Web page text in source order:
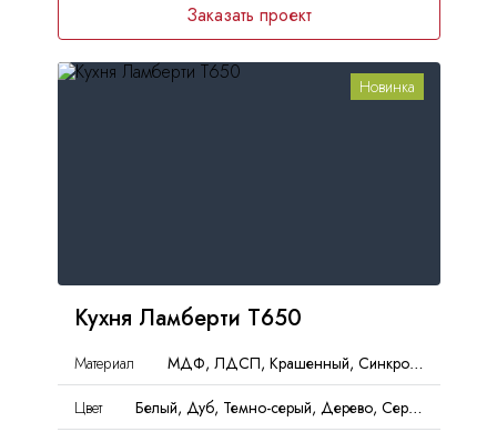
Заказать проект
Новинка
Кухня Ламберти Т650
Материал
МДФ, ЛДСП, Крашенный, Синкрон, ДСП, Эмаль, Пластик
Цвет
Белый, Дуб, Темно-серый, Дерево, Серый, Под бетон